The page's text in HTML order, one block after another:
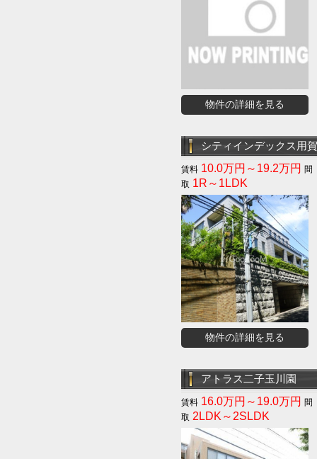
物件の詳細を見る
シティインデックス用賀
10.0万円～19.2万円
1R～1LDK
物件の詳細を見る
アトラス二子玉川園
16.0万円～19.0万円
2LDK～2SLDK